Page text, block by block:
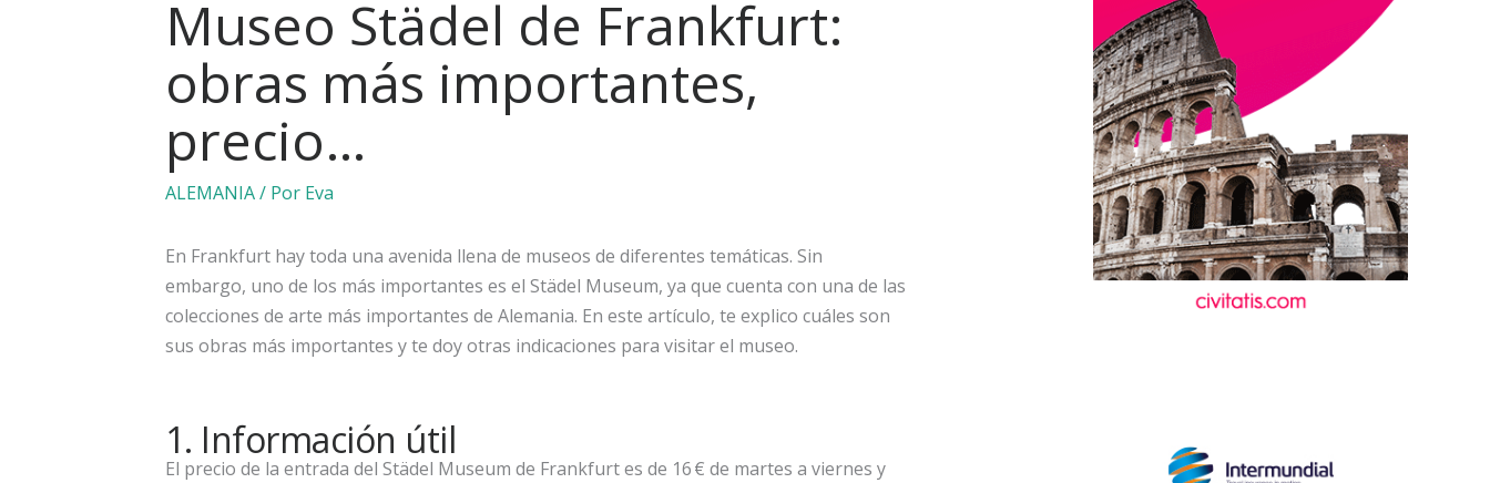
Museo Städel de Frankfurt:
obras más importantes,
precio…
ALEMANIA/ Por Eva
En Frankfurt hay toda una avenida llena de museos de diferentes temáticas. Sin
embargo, uno de los más importantes es el Städel Museum, ya que cuenta con una de las
colecciones de arte más importantes de Alemania. En este artículo, te explico cuáles son
sus obras más importantes y te doy otras indicaciones para visitar el museo.
1. Información útil
El precio de la entrada del Städel Museum de Frankfurt es de 16 € de martes a viernes y